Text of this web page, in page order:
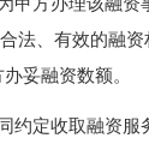
法、有效的融
妥融资数额。
定收取融资服